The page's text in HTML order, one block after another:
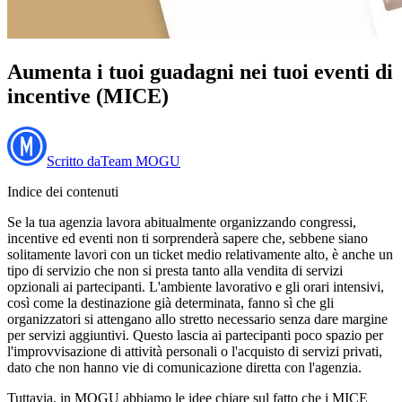
Aumenta i tuoi guadagni nei tuoi eventi di
incentive (MICE)
Scritto daTeam MOGU
Indice dei contenuti
Se la tua agenzia lavora abitualmente organizzando congressi,
incentive ed eventi non ti sorprenderà sapere che, sebbene siano
solitamente lavori con un ticket medio relativamente alto, è anche un
tipo di servizio che non si presta tanto alla vendita di servizi
opzionali ai partecipanti. L'ambiente lavorativo e gli orari intensivi,
così come la destinazione già determinata, fanno sì che gli
organizzatori si attengano allo stretto necessario senza dare margine
per servizi aggiuntivi. Questo lascia ai partecipanti poco spazio per
l'improvvisazione di attività personali o l'acquisto di servizi privati,
dato che non hanno vie di comunicazione diretta con l'agenzia.
Tuttavia, in MOGU abbiamo le idee chiare sul fatto che i MICE